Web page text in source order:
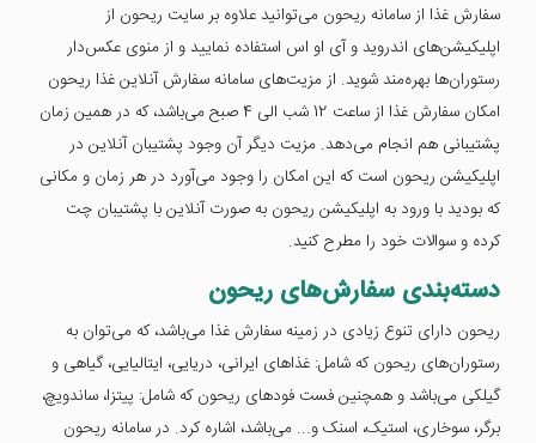
سفارش غذا از سامانه ریحون می‌توانید علاوه بر سایت ریحون از
اپلیکیشن‌های اندروید و آی او اس استفاده نمایید و از منوی عکس‌دار
رستوران‌ها بهره‌مند شوید. از مزیت‌های سامانه سفارش آنلاین غذا ریحون
امکان سفارش غذا از ساعت 12 شب الی 4 صبح می‌باشد، که در همین زمان
پشتیبانی هم انجام می‌دهد. مزیت دیگر آن وجود پشتیبان آنلاین در
اپلیکیشن ریحون است که این امکان را وجود می‌آورد در هر زمان و مکانی
که بودید با ورود به اپلیکیشن ریحون به صورت آنلاین با پشتیبان چت
کرده و سوالات خود را مطرح کنید.
دسته‌بندی سفارش‌های ریحون
ریحون دارای تنوع زیادی در زمینه سفارش غذا می‌باشد، که می‌توان به
رستوران‌های ریحون که شامل: غذاهای ایرانی، دریایی، ایتالیایی، گیاهی و
گیلکی می‌باشد و همچنین فست فود‌های ریحون که شامل: پیتزا، ساندویچ،
برگر، سوخاری، استیک، اسنک و... می‌باشد، اشاره کرد. در سامانه ریحون